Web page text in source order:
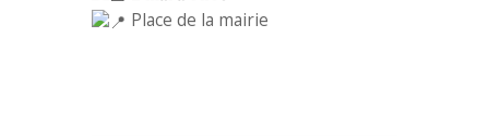
Place de la mairie